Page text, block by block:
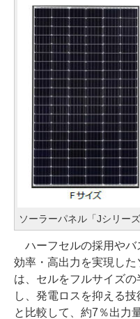
ソーラーパネル「Jシリーズ
ハーフセルの採用やバ
効率・高出力を実現し
は、セルをフルサイズ
し、発電ロスを抑える
と比較して、約7％出力